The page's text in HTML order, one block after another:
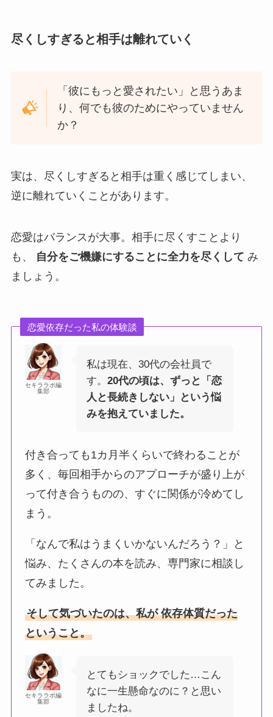
尽くしすぎると相手は離れていく
「彼にもっと愛されたい」と思うあま
り、何でも彼のためにやっていません
か？
実は、尽くしすぎると相手は重く感じてしまい、
逆に離れていくことがあります。
恋愛はバランスが大事。相手に尽くすことより
も、
自分をご機嫌にすることに全力を尽くして み
ましょう。
恋愛依存だった私の体験談
セキララボ編
集部
私は現在、30代の会社員で
す。20代の頃は、ずっと「恋
人と長続きしない」という悩
みを抱えていました。
付き合っても1カ月半くらいで終わることが
多く、毎回相手からのアプローチが盛り上が
って付き合うものの、すぐに関係が冷めてし
まう。
「なんで私はうまくいかないんだろう？」と
悩み、たくさんの本を読み、専門家に相談し
てみました。
そして気づいたのは、私が 依存体質だった
ということ。
セキララボ編
集部
とてもショックでした…こん
なに一生懸命なのに？と思い
ましたね。